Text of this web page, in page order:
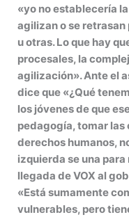
«yo no establecería
agilizan o se
u otras. Lo que hay
procesales, la
agilización». Ante el
dice que «¿Qué
los jóvenes de que
pedagogía, tomar las
derechos humanos,
izquierda se una
llegada de VOX al
«Está sumamente
vulnerables, pero